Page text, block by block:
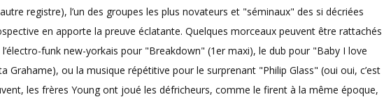
registre), l’un des groupes les plus novateurs et "séminaux" des si décriées
en apporte la preuve éclatante. Quelques morceaux peuvent être rattachés
funk new-yorkais pour "Breakdown" (1er maxi), le dub pour "Baby I love
Grahame), ou la musique répétitive pour le surprenant "Philip Glass" (oui oui, c’est
les frères Young ont joué les défricheurs, comme le firent à la même époque,